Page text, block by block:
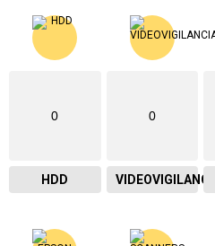
0
HDD
0
VIDEOVIGILANCIA